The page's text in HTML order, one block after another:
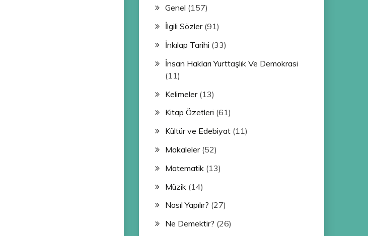
Genel (157)
İlgili Sözler(91)
İnkılap Tarihi (33)
İnsan Hakları Yurttaşlık Ve Demokrasi
(11)
Kelimeler(13)
Kitap Özetleri (61)
Kültür ve Edebiyat(11)
Makaleler(52)
Matematik(13)
Müzik(14)
Nasıl Yapılır? (27)
Ne Demektir? (26)